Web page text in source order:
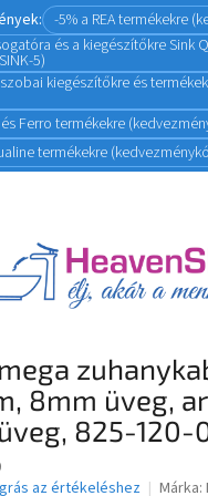
-5% a REA termékekre
és a kiegészítőkre Sink
5)
kiegészítőkre és
Ferro termékekre
termékekre
8mm üveg,
825-
az értékeléshez Márka: